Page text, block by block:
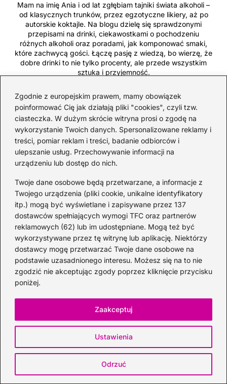
Zgodnie z europejskim prawem, mamy obowiązek
poinformować Cię jak działają pliki "cookies", czyli tzw.
ciasteczka. W dużym skrócie witryna prosi o zgodę na
wykorzystanie Twoich danych. Spersonalizowane reklamy i
treści, pomiar reklam i treści, badanie odbiorców i
ulepszanie usług. Przechowywanie informacji na
urządzeniu lub dostęp do nich.
Twoje dane osobowe będą przetwarzane, a informacje z
Twojego urządzenia (pliki cookie, unikalne identyfikatory
itp.) mogą być wyświetlane i zapisywane przez 137
dostawców spełniających wymogi TFC oraz partnerów
reklamowych (62) lub im udostępniane. Mogą też być
wykorzystywane przez tę witrynę lub aplikację. Niektórzy
dostawcy mogę przetwarzać Twoje dane osobowe na
podstawie uzasadnionego interesu. Możesz się na to nie
zgodzić nie akceptując zgody poprzez kliknięcie przycisku
poniżej.
Ustawienia
Odrzuć
Zaakceptuj
Mam na imię Ania i od lat zgłębiam tajniki świata alkoholi –
od klasycznych trunków, przez egzotyczne likiery, aż po
autorskie koktajle. Na blogu dzielę się sprawdzonymi
przepisami na drinki, ciekawostkami o pochodzeniu
różnych alkoholi oraz poradami, jak komponować smaki,
które zachwycą gości. Łączę pasję z wiedzą, bo wierzę, że
dobre drinki to nie tylko procenty, ale przede wszystkim
sztuka i przyjemność.
←
Sztuka degustacji whisky: odkryj sekrety smaku i
aromatu, które zachwycają
→
Odkryj najlepsze przepisy na drinki highball, które
oczarują Twoich gości
Sprawdź również
Gdzie znaleźć wódkę Wokulski: